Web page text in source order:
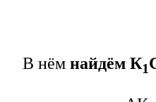
В нём найдём К1